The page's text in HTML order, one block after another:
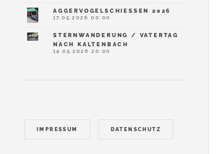
AGGERVOGELSCHIESSEN 2026
17.05.2026 00:00
STERNWANDERUNG / VATERTAG
NACH KALTENBACH
14.05.2026 20:00
IMPRESSUM DATENSCHUTZ